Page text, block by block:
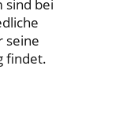
sind bei
seine
findet.